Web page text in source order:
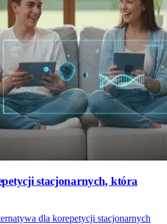
stacjonarnych, która
dla korepetycji stacjonarnych